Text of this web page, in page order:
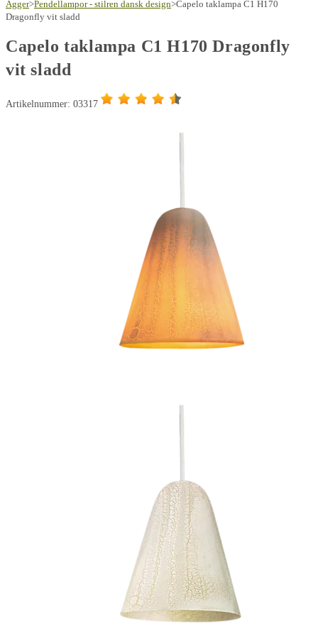
Dragonfly
ledning
mängd
Agger>Pendellampor - stilren dansk design>Capelo taklampa C1 H170
Dragonfly vit sladd
Capelo taklampa C1 H170 Dragonfly
vit sladd
Artikelnummer: 03317